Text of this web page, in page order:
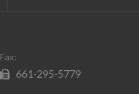
Fax:
661-295-5779